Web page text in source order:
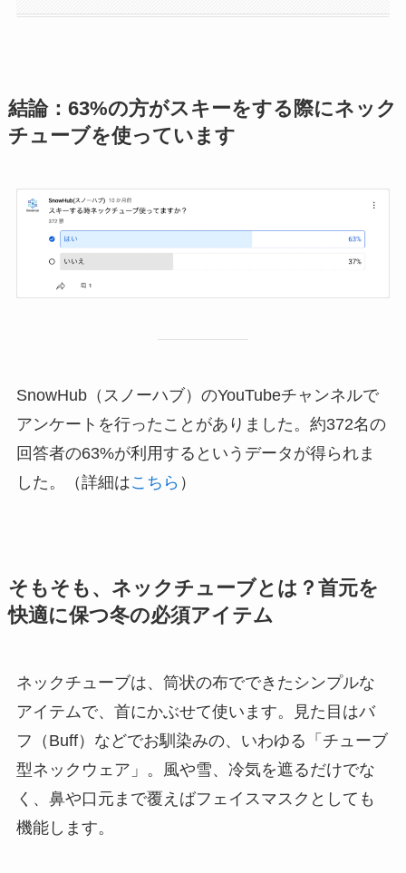
結論：63%の方がスキーをする際にネック
チューブを使っています
SnowHub（スノーハブ）のYouTubeチャンネルで
アンケートを行ったことがありました。約372名の
回答者の63%が利用するというデータが得られま
した。（詳細はこちら ）
そもそも、ネックチューブとは？首元を
快適に保つ冬の必須アイテム
ネックチューブは、筒状の布でできたシンプルな
アイテムで、首にかぶせて使います。見た目はバ
フ（Buff）などでお馴染みの、いわゆる「チューブ
型ネックウェア」。風や雪、冷気を遮るだけでな
く、鼻や口元まで覆えばフェイスマスクとしても
機能します。